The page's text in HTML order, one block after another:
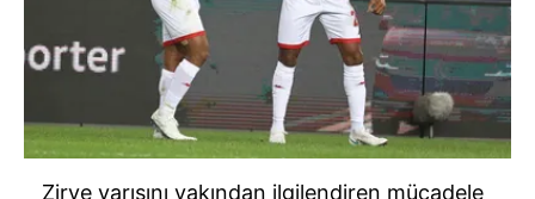
Zirve yarışını yakından ilgilendiren mücadele